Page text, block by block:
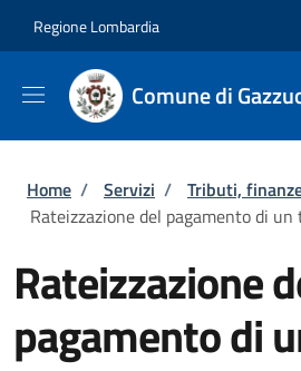
Regione Lombardia
Comune di
Briciole di pane
Home / Servizi / Tributi,
Rateizzazione del pagamento di
Rateizzazione
pagamento di